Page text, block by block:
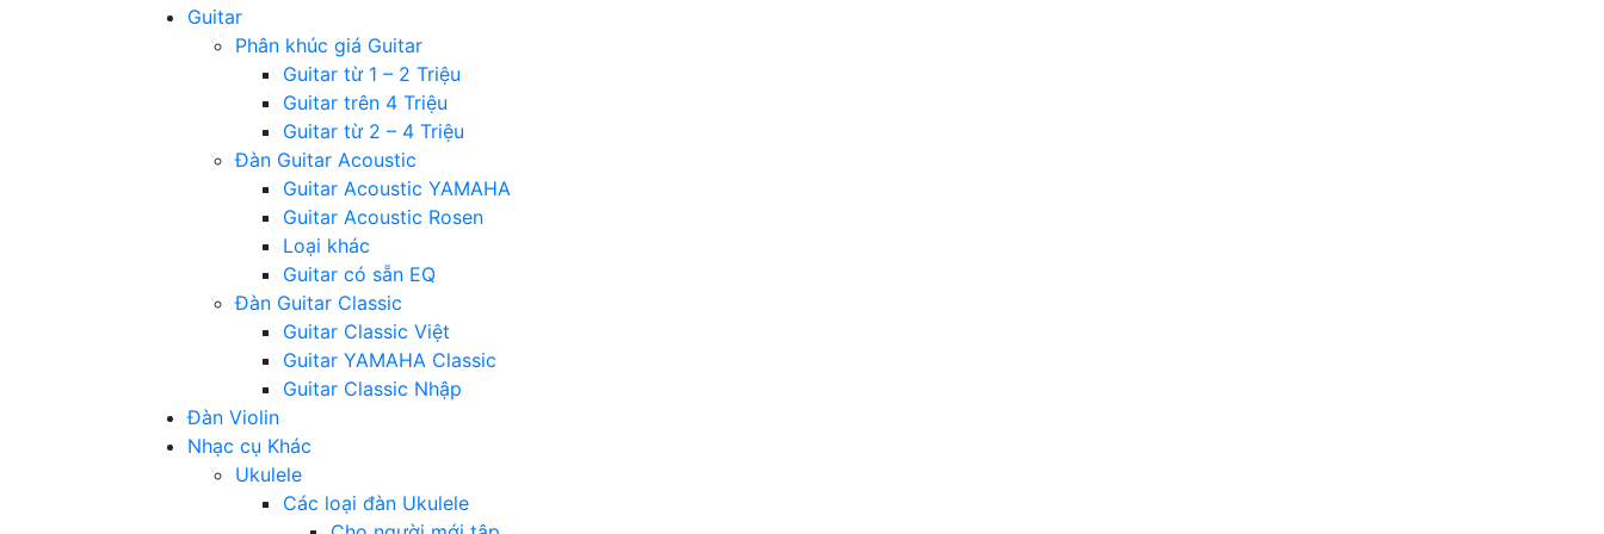
Guitar
Phân khúc giá Guitar
Guitar từ 1 – 2 Triệu
Guitar trên 4 Triệu
Guitar từ 2 – 4 Triệu
Đàn Guitar Acoustic
Guitar Acoustic YAMAHA
Guitar Acoustic Rosen
Loại khác
Guitar có sẵn EQ
Đàn Guitar Classic
Guitar Classic Việt
Guitar YAMAHA Classic
Guitar Classic Nhập
Đàn Violin
Nhạc cụ Khác
Ukulele
Các loại đàn Ukulele